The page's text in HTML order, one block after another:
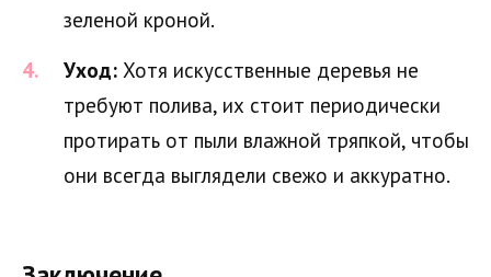
зеленой кроной.
Уход: Хотя искусственные деревья не
требуют полива, их стоит периодически
протирать от пыли влажной тряпкой, чтобы
они всегда выглядели свежо и аккуратно.